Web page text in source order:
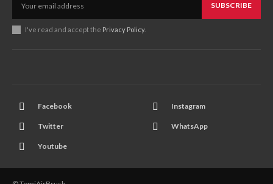
SUBSCRIBE
I've read and accept the Privacy Policy.
Facebook Instagram
Twitter WhatsApp
Youtube